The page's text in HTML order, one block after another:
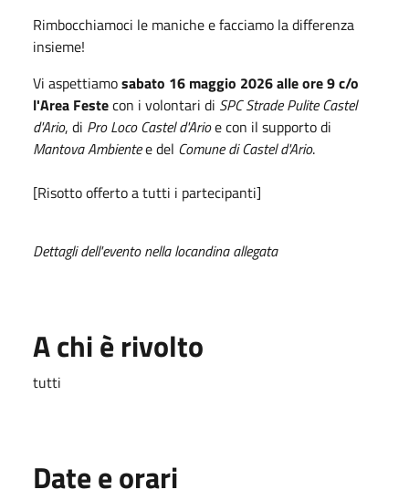
Rimbocchiamoci le maniche e facciamo la differenza
insieme!
Vi aspettiamosabato 16 maggio 2026 alle ore 9 c/o
l'Area Festecon i volontari di SPC Strade Pulite Castel
d'Ario, di Pro Loco Castel d'Arioe con il supporto di
Mantova Ambientee del Comune di Castel d'Ario.
[Risotto offerto a tutti i partecipanti]
Dettagli dell'evento nella locandina allegata
A chi è rivolto
tutti
Date e orari